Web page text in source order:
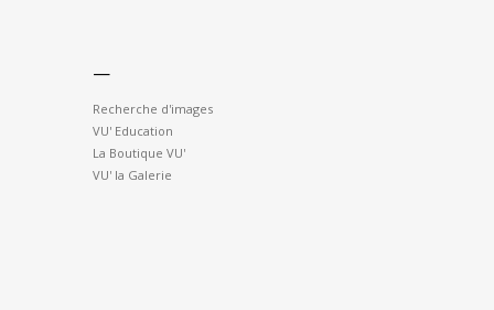
—
Recherche d'images
VU' Education
La Boutique VU'
VU' la Galerie